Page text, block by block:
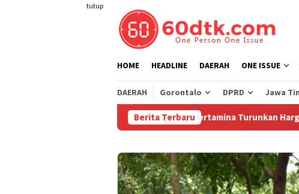
tutup
HOME HEADLINE DAERAH ONE ISSUE
DAERAH Gorontalo DPRD Jawa
Berita Terbaru
Pertamina Turunkan Harga